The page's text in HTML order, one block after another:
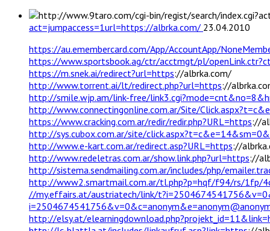
act=jumpaccess=1url=https://albrka.com/ 23.04.2010
https://au.emembercard.com/App/AccountApp/
https://www.sportsbook.ag/ctr/acctmgt/pl/
https://m.snek.ai/redirect?url=https://albrka.com/
http://www.torrent.ai/lt/redirect.php?url=https://
http://smile.wjp.am/link-free/
http://www.connectingonline.com.ar/Site/
https://www.cracking.com.ar/redir/redir.php?URL=https://
http://sys.cubox.com.ar/site/
http://www.e-kart.com.ar/redirect.asp?URL=https://
http://www.redeletras.com.ar/show.link.php?url=https://
http://sistema.sendmailing.com.ar/includes/php/
http://www2.smartmail.com.ar/tl.php?p=hqf/f94/rs/1fp/
//my.effairs.at/austriatech/link/
http://elsy.at/